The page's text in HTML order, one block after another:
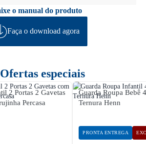
o manual do produto
Faça o download agora
Ofertas especiais
2 Portas 2 Gavetas
Percasa
Guarda Roupa Bebê
Ternura Henn
PRONTA ENTREGA